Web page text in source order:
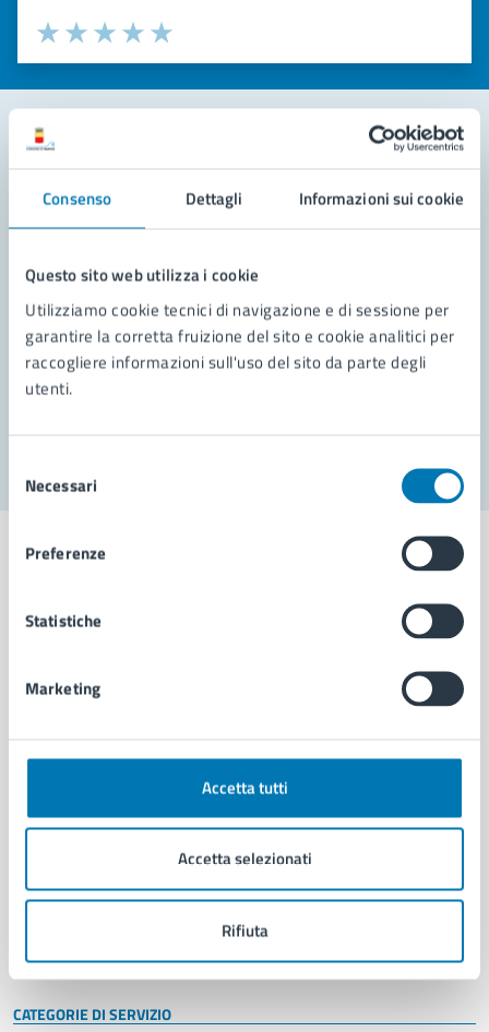
Consenso Dettagli Informazioni sui cookie
Questo sito web utilizza i cookie
Utilizziamo cookie tecnici di navigazione e di sessione per
garantire la corretta fruizione del sito e cookie analitici per
raccogliere informazioni sull'uso del sito da parte degli
utenti.
delNecessari
Preferenze
Statistiche
Marketing
Accetta tutti
Accetta selezionati
Rifiuta
Valuta la chiarezza delle informazioni (da 1 a 5 stelle)
Seleziona il numero di stelle per valutare la chiarezza delle
Valuta 5 stelle su 5
Valuta 4 stelle su 5
Valuta 3 stelle su 5
Valuta 2 stelle su 5
Valuta 1 stelle su 5
Leggi le domande frequenti
Richiedi assistenza
Prenota appuntamento
Problemi in città
Comune di Napoli
AMMINISTRAZIONE
Organi di governo
Enti e fondazioni
Personale amministrativo
Intranet, posta aziendale e protocollo
CATEGORIE DI SERVIZIO